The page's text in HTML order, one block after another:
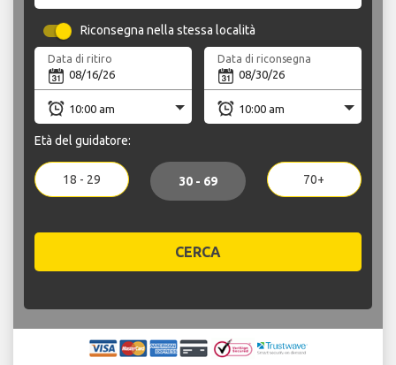
Riconsegna nella stessa località
Data di ritiro Data di riconsegna
Età del guidatore:
18 - 29 30 - 69 70+
CERCA